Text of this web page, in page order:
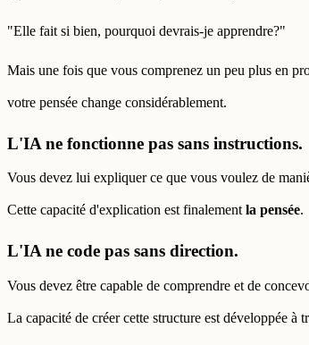
"Elle fait si bien, pourquoi devrais-je apprendre?"
Mais une fois que vous comprenez un peu plus en
votre pensée change considérablement.
L'IA ne fonctionne pas sans instructions.
Vous devez lui expliquer ce que vous voulez de
Cette capacité d'explication est finalement la pensée.
L'IA ne code pas sans direction.
Vous devez être capable de comprendre et de
La capacité de créer cette structure est développée à